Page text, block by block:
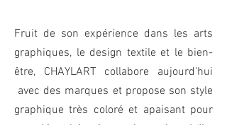
Fruit de son expérience dans les arts
graphiques, le design textile et le bien-
être, CHAYLART collabore aujourd'hui
avec des marques et propose son style
graphique très coloré et apaisant pour